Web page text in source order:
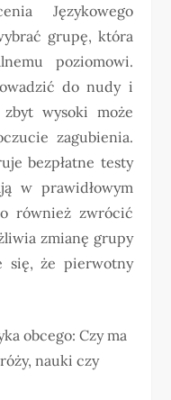
Językowego
grupę, która
poziomowi.
do nudy i
wysoki może
zagubienia.
bezpłatne testy
w prawidłowym
również zwrócić
zmianę grupy
się, że pierwotny
obcego: Czy ma
nauki czy